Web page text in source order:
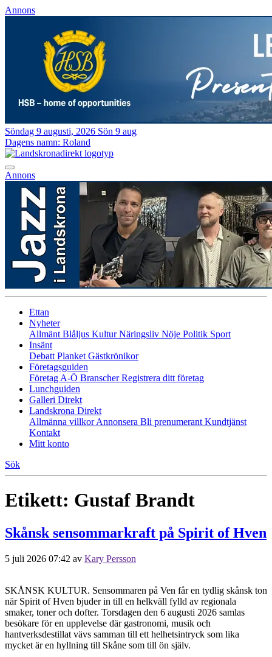
Annons
Söndag 9 augusti, 2026 Sön 9 aug
Dagens namn: Roland
Annons
Ettan
Nyheter
Allmänt Blåljus KulturNäringsliv Nöje Politik Sport
Insänt
Debatt Planket Gästkrönikor
Företagsguiden
Företag A-Ö BranscherRegistrera ditt företag
Lunchguiden
Galleri Direkt
Landskrona Direkt
Allmänna villkorAnnonsera Bli prenumerant Kundtjänst
Kontakt
Mitt konto
Sök
Etikett: Gustaf Brandt
Skånsk sensommarkraft på Spirit of Hven
5 juli 2026 07:42 av Kary Persson
SKÅNSK KULTUR. Sensommaren på Ven får en tydlig skånsk ton
när Spirit of Hven bjuder in till en helkväll fylld av regionala
smaker, toner och dofter. Torsdagen den 6 augusti 2026 samlas
besökare för en upplevelse där gastronomi, musik och
hantverksdestillat vävs samman till ett helhetsintryck som lika
mycket är en hyllning till Skåne som till ön själv.